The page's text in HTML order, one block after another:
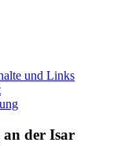
und Links
der Isar